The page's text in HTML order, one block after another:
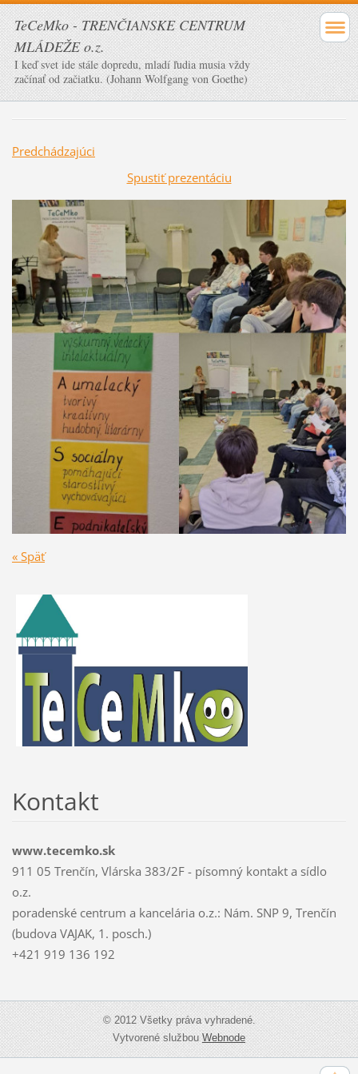
TeCeMko - TRENČIANSKE CENTRUM
MLÁDEŽE o.z.
I keď svet ide stále dopredu, mladí ľudia musia vždy
začínať od začiatku. (Johann Wolfgang von Goethe)
Predchádzajúci
Spustiť prezentáciu
« Späť
Kontakt
www.tecemko.sk
911 05 Trenčín, Vlárska 383/2F - písomný kontakt a sídlo
o.z.
poradenské centrum a kancelária o.z.: Nám. SNP 9, Trenčín
(budova VAJAK, 1. posch.)
+421 919 136 192
© 2012 Všetky práva vyhradené.
Vytvorené službouWebnode